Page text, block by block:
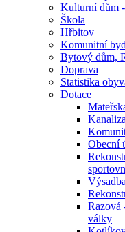
Kulturní dům
Škola
Hřbitov
Komunitní
Bytový dům,
Doprava
Statistika
Dotace
Obecní
Razová
války